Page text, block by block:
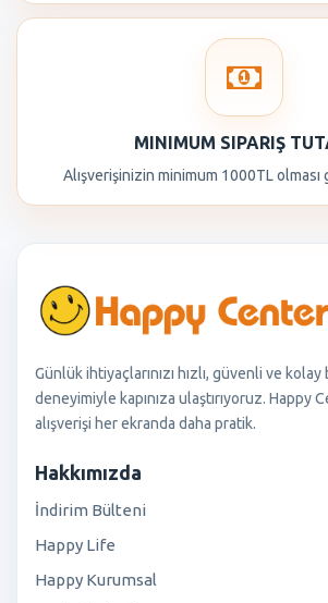
MINIMUM SIPARIŞ
Alışverişinizin minimum 1000TL
Günlük ihtiyaçlarınızı hızlı, güvenli ve kolay
deneyimiyle kapınıza ulaştırıyoruz. Happy
alışverişi her ekranda daha pratik.
Hakkımızda
İndirim Bülteni
Happy Life
Happy Kurumsal